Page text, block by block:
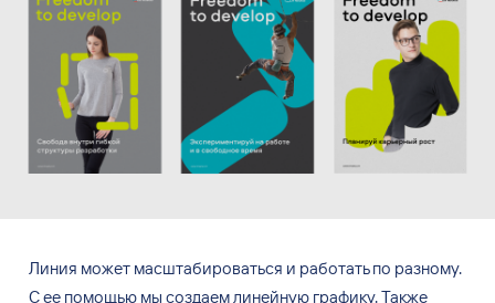
Линия может масштабироваться и работать по разному.
Сее помощью мы создаем линейную графику. Также